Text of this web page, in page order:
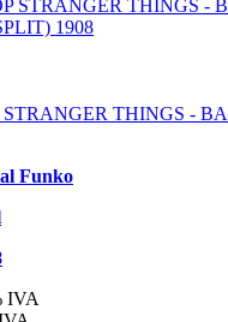
STRANGER THINGS -
Funko
IVA